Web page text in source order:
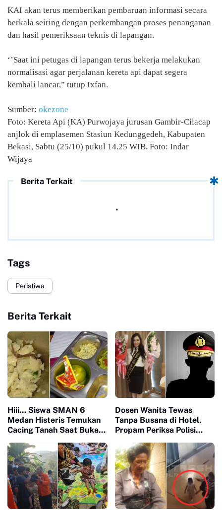
KAI akan terus memberikan pembaruan informasi secara
berkala seiring dengan perkembangan proses penanganan
dan hasil pemeriksaan teknis di lapangan.
‘’Saat ini petugas di lapangan terus bekerja melakukan
normalisasi agar perjalanan kereta api dapat segera
kembali lancar,” tutup Ixfan.
Sumber: okezone
Foto: Kereta Api (KA) Purwojaya jurusan Gambir-Cilacap
anjlok di emplasemen Stasiun Kedunggedeh, Kabupaten
Bekasi, Sabtu (25/10) pukul 14.25 WIB. Foto: Indar
Wijaya
Berita Terkait
Tags
Peristiwa
Berita Terkait
Hiii... Siswa SMAN 6
Medan Histeris Temukan
Cacing Tanah Saat Buka
Dosen Wanita Tewas
Tanpa Busana di Hotel,
Propam Periksa Polisi
Teman Dekat Korban